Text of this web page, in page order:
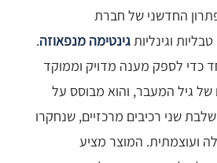
החדשני של חברת
טבליות וגינליותגינטימה מנפאוזה.
כדי לספק מענה מדויק וממוקד
של גיל המעבר, והוא מבוסס על
שני רכיבים מרכזיים, שנחקרו
ועוצמתית. המוצר מציע